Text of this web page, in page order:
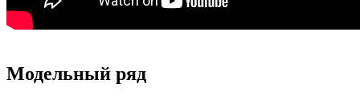
Модельный ряд